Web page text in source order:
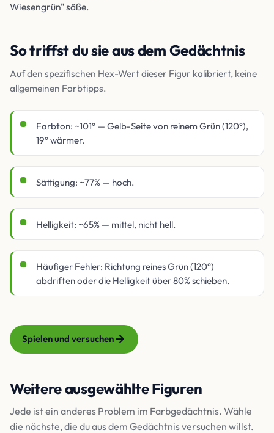
Wiesengrün" säße.
So triffst du sie aus dem Gedächtnis
Auf den spezifischen Hex-Wert dieser Figur kalibriert, keine
allgemeinen Farbtipps.
Farbton: ~101° — Gelb-Seite von reinem Grün (120°),
19° wärmer.
Sättigung: ~77% — hoch.
Helligkeit: ~65% — mittel, nicht hell.
Häufiger Fehler: Richtung reines Grün (120°)
abdriften oder die Helligkeit über 80% schieben.
Spielen und versuchen
Weitere ausgewählte Figuren
Jede ist ein anderes Problem im Farbgedächtnis. Wähle
die nächste, die du aus dem Gedächtnis versuchen willst.